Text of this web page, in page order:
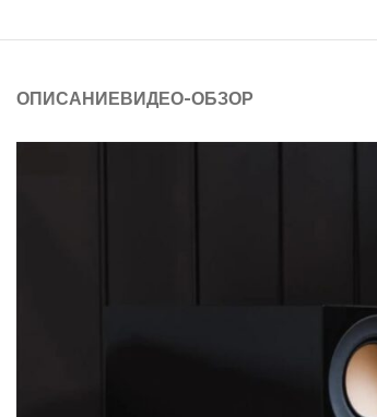
ОПИСАНИЕВИДЕО-ОБЗОР